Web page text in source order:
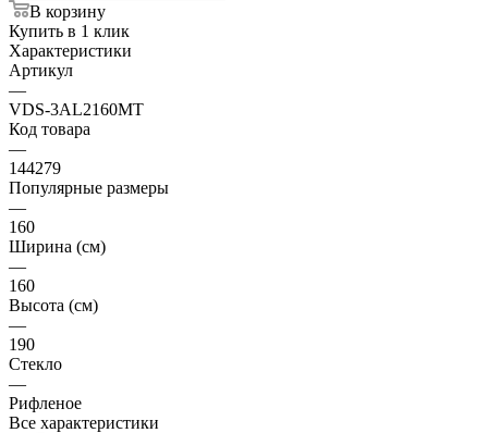
В корзину
Купить в 1 клик
Характеристики
Артикул
—
VDS-3AL2160MT
Код товара
—
144279
Популярные размеры
—
160
Ширина (см)
—
160
Высота (см)
—
190
Стекло
—
Рифленое
Все характеристики